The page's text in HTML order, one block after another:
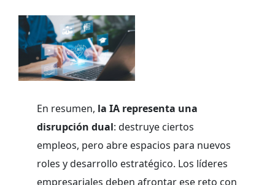
En resumen, la IA representa una
disrupción dual: destruye ciertos
empleos, pero abre espacios para nuevos
roles y desarrollo estratégico. Los líderes
empresariales deben afrontar ese reto con